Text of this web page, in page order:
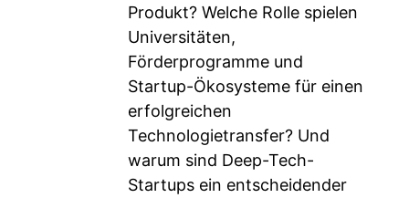
Produkt? Welche Rolle spielen
Universitäten,
Förderprogramme und
Startup-Ökosysteme für einen
erfolgreichen
Technologietransfer? Und
warum sind Deep-Tech-
Startups ein entscheidender